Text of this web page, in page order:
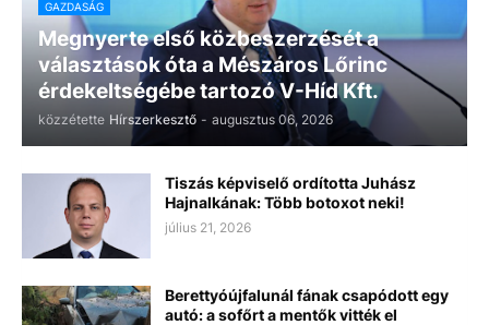
GAZDASÁG
Megnyerte első közbeszerzését a
választások óta a Mészáros Lőrinc
érdekeltségébe tartozó V-Híd Kft.
közzétette Hírszerkesztő - augusztus 06, 2026
Tiszás képviselő ordította Juhász
Hajnalkának: Több botoxot neki!
július 21, 2026
Berettyóújfalunál fának csapódott egy
autó: a sofőrt a mentők vitték el